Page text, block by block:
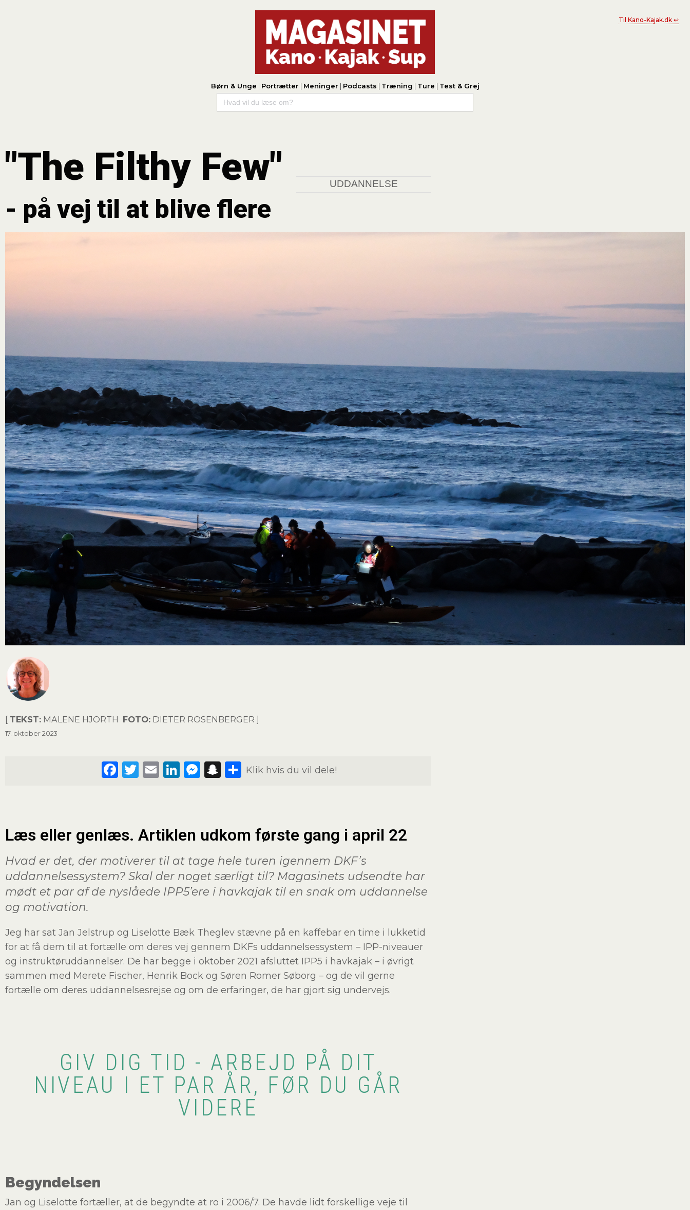
Til Kano-Kajak.dk ↩
Børn & Unge | Portrætter | Meninger | Podcasts | Træning | Ture | Test & Grej
Search
for:
"The Filthy Few"
- på vej til at blive flere
UDDANNELSE
[ TEKST: MALENE HJORTH FOTO: DIETER ROSENBERGER ]
17. oktober 2023
Facebook
Twitter
EmailLinkedIn
Messenger
Snapchat
Share
Klik hvis du vil dele!
Læs eller genlæs. Artiklen udkom første gang i april 22
Hvad er det, der motiverer til at tage hele turen igennem DKF’s
uddannelsessystem? Skal der noget særligt til? Magasinets udsendte har
mødt et par af de nyslåede IPP5’ere i havkajak til en snak om uddannelse
og motivation.
Jeg har sat Jan Jelstrup og Liselotte Bæk Theglev stævne på en kaffebar en time i lukketid
for at få dem til at fortælle om deres vej gennem DKFs uddannelsessystem – IPP-niveauer
og instruktøruddannelser. De har begge i oktober 2021 afsluttet IPP5 i havkajak – i øvrigt
sammen med Merete Fischer, Henrik Bock og Søren Romer Søborg – og de vil gerne
fortælle om deres uddannelsesrejse og om de erfaringer, de har gjort sig undervejs.
GIV DIG TID - ARBEJD PÅ DIT
NIVEAU I ET PAR ÅR, FØR DU GÅR
VIDERE
Begyndelsen
Jan og Liselotte fortæller, at de begyndte at ro i 2006/7. De havde lidt forskellige veje til